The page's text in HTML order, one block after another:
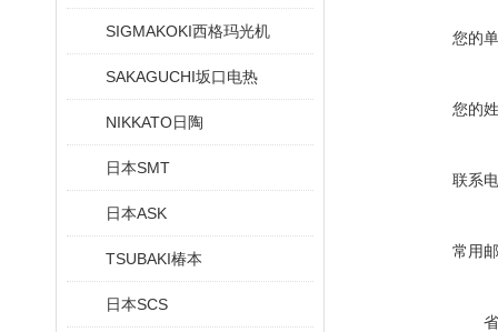
SIGMAKOKI西格玛光机
SAKAGUCHI坂口电热
NIKKATO日陶
日本SMT
日本ASK
TSUBAKI椿本
日本SCS
您的
您的
联系
常用